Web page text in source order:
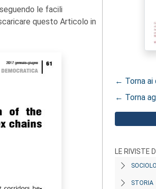
le facili
questo Articolo in
← Torna ai
← Torna
LE RIVISTE
STORIA